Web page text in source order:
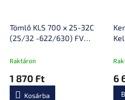
Tömlő KLS 700 x 25-32C
(25/32 -622/630) FV
Raktáron
1 870 Ft
Kosárba
6